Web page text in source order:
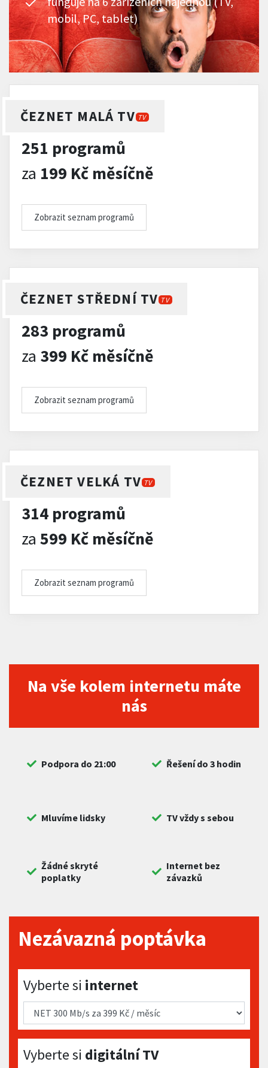
mobil, PC, tablet)
ČEZNET MALÁ TV TV
251 programů
za 199 Kč měsíčně
Zobrazit seznam programů
ČEZNET STŘEDNÍ TV TV
283 programů
za 399 Kč měsíčně
Zobrazit seznam programů
ČEZNET VELKÁ TV TV
314 programů
za 599 Kč měsíčně
Zobrazit seznam programů
Na vše kolem internetu máte
nás
Podpora do 21:00 Řešení do 3 hodin
Mluvíme lidsky TV vždy s sebou
Žádné skryté
poplatky
Internet bez
závazků
Nezávazná poptávka
Vyberte si internet
Vyberte si internet
Vyberte si digitální TV
Vyberte si digitální TV